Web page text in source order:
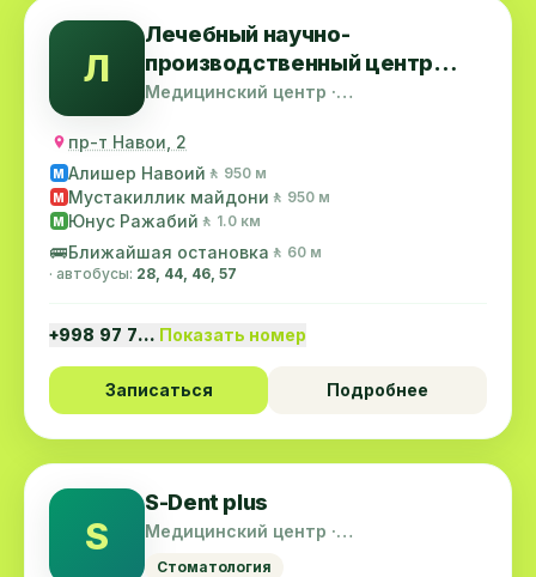
Л
Лечебный научно-
производственный центр
Узбекистан
Медицинский центр ·
пр-т Навои, 2
M Алишер Навоий 🚶 950 м
M Мустакиллик майдони 🚶 950 м
M Юнус Ражабий 🚶 1.0 км
🚌Ближайшая остановка 🚶 60 м
· автобусы: 28, 44, 46, 57
+998 97 7… Показать номер
Записаться Подробнее
S
S-Dent plus
Медицинский центр ·
Стоматология